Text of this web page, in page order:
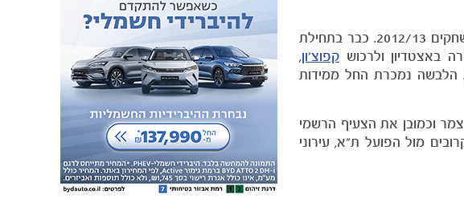
מכבי תל אביב ממשיכה להרחיב את מגוון ההלבשה לאוהדים עם קולקציית החורף החדשה לעונת המשחקים 2012/13. כבר בתחילת
באצטדיון ולרכוש קפוצ'ון,
הלבשה נמכרת החל ממידות
צמר וכמובן את הצעיף הרשמי
מול הפועל ת"א, עירוני